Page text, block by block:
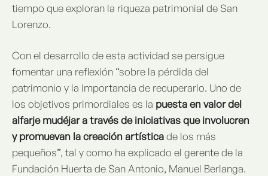
tiempo que exploran la riqueza patrimonial de San
Lorenzo.
Con el desarrollo de esta actividad se persigue
fomentar una reflexión “sobre la pérdida del
patrimonio y la importancia de recuperarlo. Uno de
los objetivos primordiales es la puesta en valor del
alfarje mudéjar a través de iniciativas que involucren
y promuevan la creación artísticade los más
pequeños”, tal y como ha explicado el gerente de la
Fundación Huerta de San Antonio, Manuel Berlanga.